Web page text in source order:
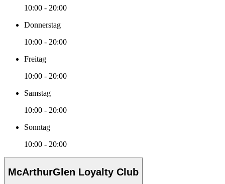
10:00 - 20:00
Donnerstag
10:00 - 20:00
Freitag
10:00 - 20:00
Samstag
10:00 - 20:00
Sonntag
10:00 - 20:00
McArthurGlen Loyalty Club